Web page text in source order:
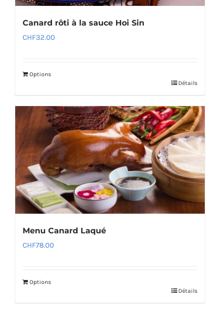
Canard rôti à la sauce Hoi Sin
CHF32.00
Options
Détails
Menu Canard Laqué
CHF78.00
Options
Détails